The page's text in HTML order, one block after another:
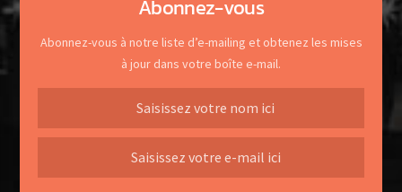
Abonnez-vous
Abonnez-vous à notre liste d’e-mailing et obtenez les mises
à jour dans votre boîte e-mail.